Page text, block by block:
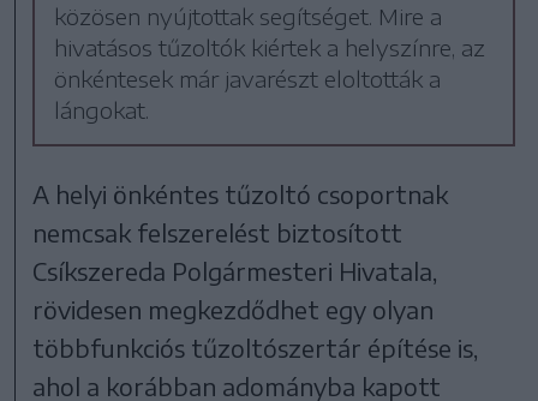
közösen nyújtottak segítséget. Mire a
hivatásos tűzoltók kiértek a helyszínre, az
önkéntesek már javarészt eloltották a
lángokat.
A helyi önkéntes tűzoltó csoportnak
nemcsak felszerelést biztosított
Csíkszereda Polgármesteri Hivatala,
rövidesen megkezdődhet egy olyan
többfunkciós tűzoltószertár építése is,
ahol a korábban adományba kapott